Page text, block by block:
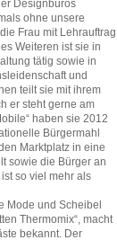
Designbüros
ohne unsere
Frau mit Lehrauftrag
Weiteren ist sie in
tätig sowie in
und
teilt sie mit ihrem
er steht gerne am
haben sie 2012
Bürgermahl
Marktplatz in eine
sowie die Bürger an
so viel mehr als
Mode und Scheibel
Thermomix“, macht
bekannt. Der